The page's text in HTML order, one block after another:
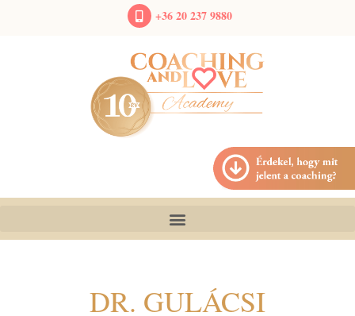
+36 20 237 9880
DR. GULÁCSI